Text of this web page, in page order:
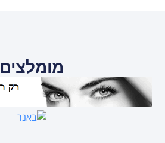
מומלצים